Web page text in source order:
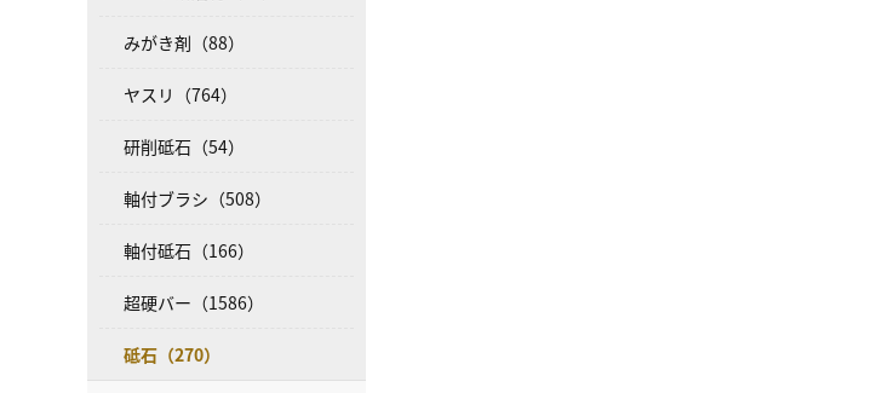
みがき剤（88）
ヤスリ（764）
研削砥石（54）
軸付ブラシ（508）
軸付砥石（166）
超硬バー（1586）
砥石（270）